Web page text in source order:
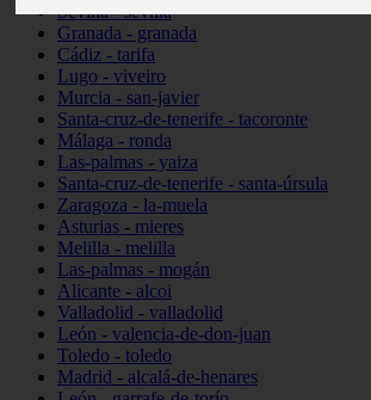
Sevilla - sevilla
Granada - granada
Cádiz - tarifa
Lugo - viveiro
Murcia - san-javier
Santa-cruz-de-tenerife - tacoronte
Málaga - ronda
Las-palmas - yaiza
Santa-cruz-de-tenerife - santa-úrsula
Zaragoza - la-muela
Asturias - mieres
Melilla - melilla
Las-palmas - mogán
Alicante - alcoi
Valladolid - valladolid
León - valencia-de-don-juan
Toledo - toledo
Madrid - alcalá-de-henares